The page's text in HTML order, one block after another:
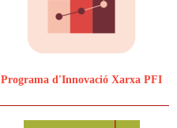
Programa d'Innovació Xarxa PFI